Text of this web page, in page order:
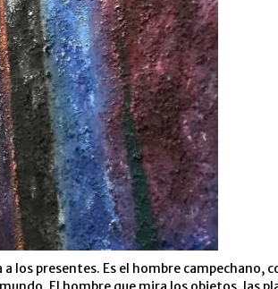
a los presentes. Es el hombre